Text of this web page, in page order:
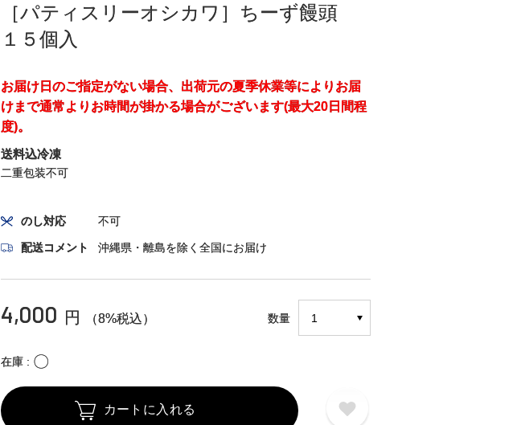
［パティスリーオシカワ］ちーず饅頭
１５個入
お届け日のご指定がない場合、出荷元の夏季休業等によりお届
けまで通常よりお時間が掛かる場合がございます(最大20日間程
度)。
送料込冷凍
二重包装不可
のし対応 不可
配送コメント 沖縄県・離島を除く全国にお届け
4,000 円 （8%税込） 数量
在庫 〇
カートに入れる